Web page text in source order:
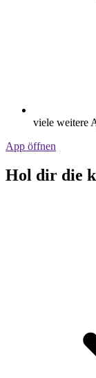
viele weitere
App öffnen
Hol dir die